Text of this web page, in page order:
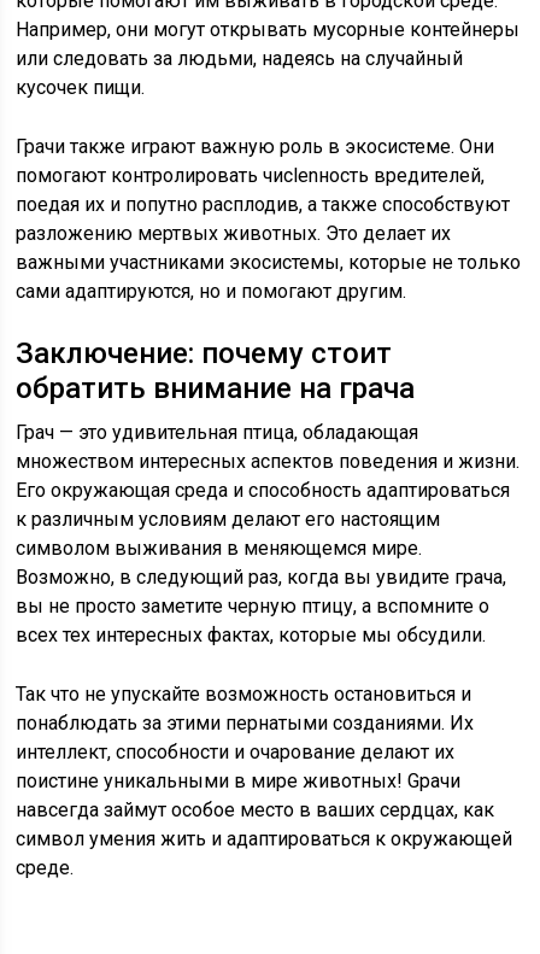
Например, они могут открывать мусорные контейнеры
или следовать за людьми, надеясь на случайный
кусочек пищи.
Грачи также играют важную роль в экосистеме. Они
помогают контролировать чисlenность вредителей,
поедая их и попутно расплодив, а также способствуют
разложению мертвых животных. Это делает их
важными участниками экосистемы, которые не только
сами адаптируются, но и помогают другим.
Заключение: почему стоит
обратить внимание на грача
Грач — это удивительная птица, обладающая
множеством интересных аспектов поведения и жизни.
Его окружающая среда и способность адаптироваться
к различным условиям делают его настоящим
символом выживания в меняющемся мире.
Возможно, в следующий раз, когда вы увидите грача,
вы не просто заметите черную птицу, а вспомните о
всех тех интересных фактах, которые мы обсудили.
Так что не упускайте возможность остановиться и
понаблюдать за этими пернатыми созданиями. Их
интеллект, способности и очарование делают их
поистине уникальными в мире животных! Gрачи
навсегда займут особое место в ваших сердцах, как
символ умения жить и адаптироваться к окружающей
среде.